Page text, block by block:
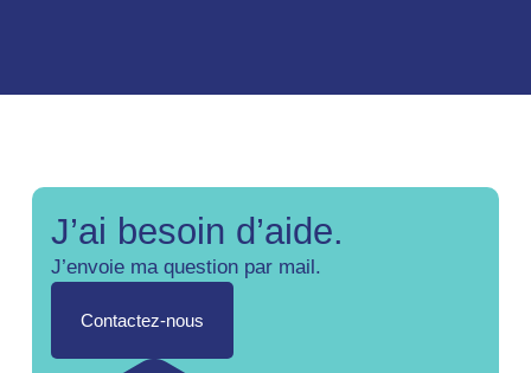
J’ai besoin d’aide.
J’envoie ma question par mail.
Contactez-nous